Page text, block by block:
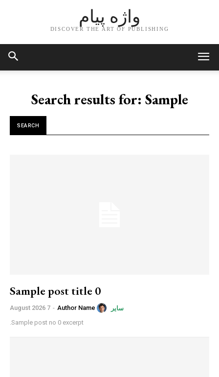
واژه پیام
DISCOVER THE ART OF PUBLISHING
Search results for: Sample
SEARCH
Sample post title 0
سایر Author Name
-
7 August 2026
Sample post no 0 excerpt.